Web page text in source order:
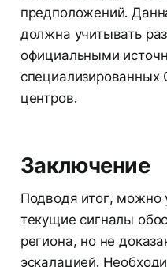
предположений.
должна учитывать
официальными
центров.
Заключение
Подводя итог, можно
текущие сигналы
региона, но не
эскалацией.